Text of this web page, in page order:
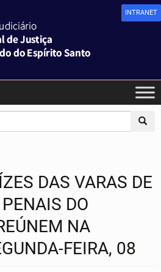
INTRANET
DAS VARAS DE
DO
NA
FEIRA, 08